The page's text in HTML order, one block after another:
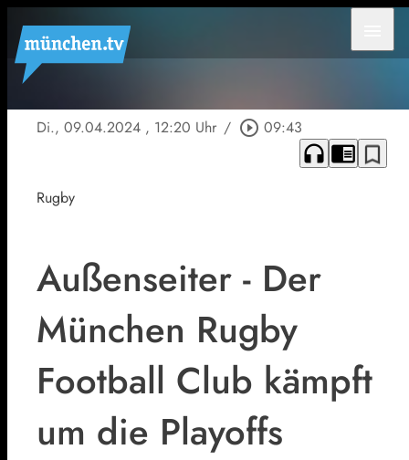
Di., 09.04.2024 , 12:20 Uhr / play_circle_outline 09:43
headphones chrome_reader_mode bookmark_border
Rugby
Außenseiter - Der
München Rugby
Football Club kämpft
um die Playoffs